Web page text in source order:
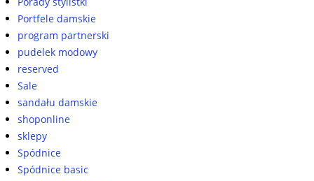
Portfele damskie
program partnerski
pudelek modowy
reserved
Sale
sandału damskie
shoponline
sklepy
Spódnice
Spódnice basic